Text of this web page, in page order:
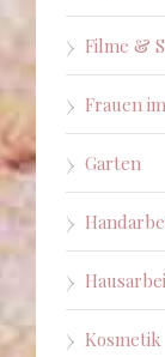
Filme &
Frauen
Garten
Kosmetik